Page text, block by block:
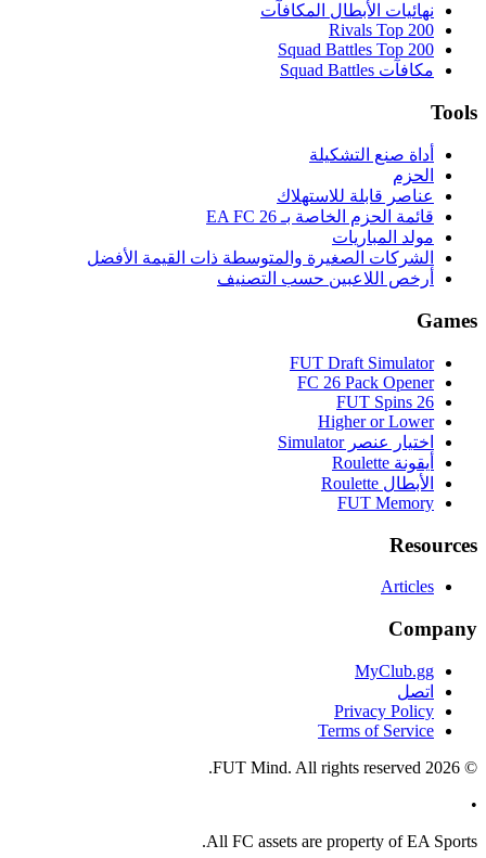
نهائيات الأبطال المكافآت
Rivals Top 200
Squad Battles Top 200
مكافآت Squad Battles
Tools
أداة صنع التشكيلة
الحزم
عناصر قابلة للاستهلاك
قائمة الحزم الخاصة بـ EA FC 26
مولد المباريات
الشركات الصغيرة والمتوسطة ذات القيمة الأفضل
أرخص اللاعبين حسب التصنيف
Games
FUT Draft Simulator
FC 26 Pack Opener
FUT Spins 26
Higher or Lower
اختيار عنصر Simulator
أيقونة Roulette
الأبطال Roulette
FUT Memory
Resources
Articles
Company
MyClub.gg
اتصل
Privacy Policy
Terms of Service
©
2026
•
All FC assets are property of EA Sports.